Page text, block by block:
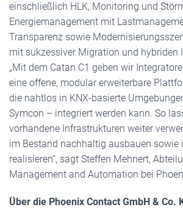
einschließlich HLK, Monitoring und
Energiemanagement mit
Transparenz sowie
mit sukzessiver Migration und hybriden
„Mit dem Catan C1 geben wir
eine offene, modular erweiterbare
die nahtlos in KNX-basierte
Symcon – integriert werden kann. So
vorhandene Infrastrukturen weiter
im Bestand nachhaltig ausbauen sowie
realisieren“, sagt Steffen Mehnert,
Management and Automation bei
Über die Phoenix Contact GmbH & Co.